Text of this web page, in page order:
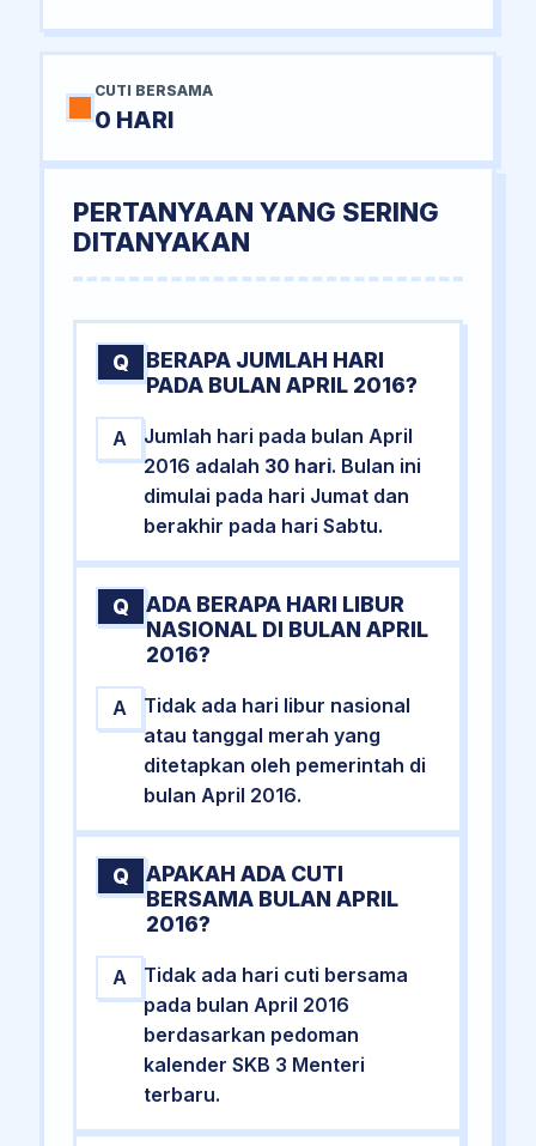
CUTI BERSAMA
0 HARI
PERTANYAAN YANG SERING
DITANYAKAN
Q
BERAPA JUMLAH HARI
PADA BULAN APRIL 2016?
A
Jumlah hari pada bulan April
2016 adalah 30 hari. Bulan ini
dimulai pada hari Jumat dan
berakhir pada hari Sabtu.
Q
ADA BERAPA HARI LIBUR
NASIONAL DI BULAN APRIL
2016?
A
Tidak ada hari libur nasional
atau tanggal merah yang
ditetapkan oleh pemerintah di
bulan April 2016.
Q
APAKAH ADA CUTI
BERSAMA BULAN APRIL
2016?
A
Tidak ada hari cuti bersama
pada bulan April 2016
berdasarkan pedoman
kalender SKB 3 Menteri
terbaru.